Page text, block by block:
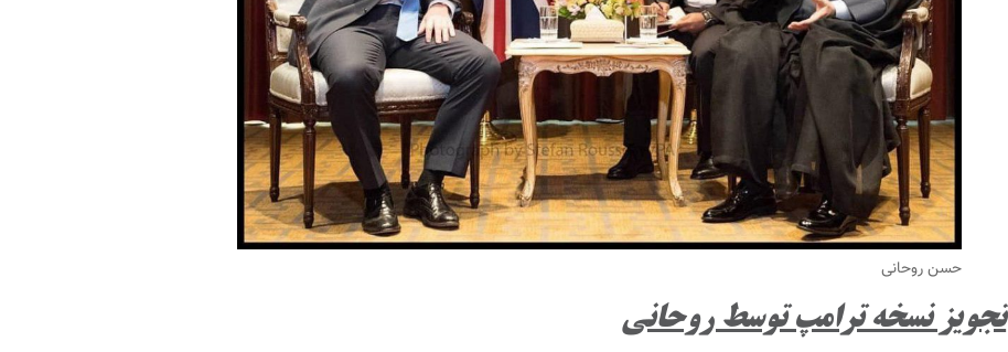
حسن روحانی
تجویز نسخه ترامپ توسط روحانی